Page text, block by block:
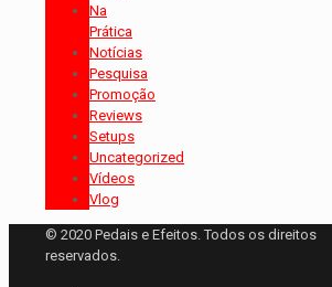
Na
Prática
Notícias
Pesquisa
Promoção
Reviews
Setups
Uncategorized
Vídeos
Vlog
© 2020 Pedais e Efeitos. Todos os direitos
reservados.